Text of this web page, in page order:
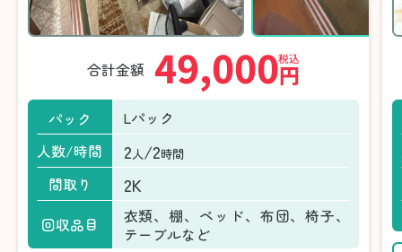
合計金額 49,000円
税込
パック
Lパック
人数/時間
2人/2時間
間取り 2K
回収品目
衣類、棚、ベッド、布団、椅子、
テーブルなど